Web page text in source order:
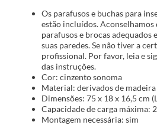
Os parafusos e buchas para
estão incluídos.
parafusos e brocas adequados
suas paredes. Se não tiver a
profissional. Por favor, leia e
das instruções.
Cor: cinzento sonoma
Material: derivados de madeira
Dimensões: 75 x 18 x 16,5 cm
Capacidade de carga máxima:
Montagem necessária: sim